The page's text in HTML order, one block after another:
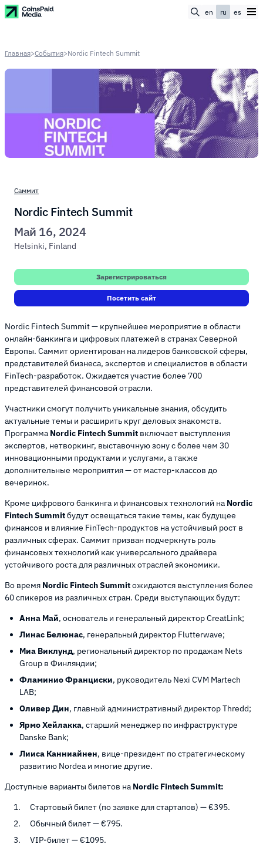
en ru es
Главная>События>Nordic Fintech Summit
Nordic Fintech Summit — крупнейшее мероприятие в области
онлайн-банкинга и цифровых платежей в странах Северной
Европы. Саммит ориентирован на лидеров банковской сферы,
представителей бизнеса, экспертов и специалистов в области
FinTech-разработок. Ожидается участие более 700
представителей финансовой отрасли.
Участники смогут получить уникальные знания, обсудить
актуальные темы и расширить круг деловых знакомств.
Программа Nordic Fintech Summit включает выступления
экспертов, нетворкинг, выставочную зону с более чем 30
инновационными продуктами и услугами, а также
дополнительные мероприятия — от мастер-классов до
вечеринок.
Кроме цифрового банкинга и финансовых технологий на Nordic
Fintech Summitбудут освещаться такие темы, как будущее
финансов и влияние FinTech-продуктов на устойчивый рост в
различных сферах. Саммит призван подчеркнуть роль
финансовых технологий как универсального драйвера
устойчивого роста для различных отраслей экономики.
Во время Nordic Fintech Summitожидаются выступления более
60 спикеров из различных стран. Среди выступающих будут:
Анна Май, основатель и генеральный директор CreatLink;
Линас Белюнас, генеральный директор Flutterwave;
Миа Виклунд, региональный директор по продажам Nets
Group в Финляндии;
Фламинио Франциски, руководитель Nexi CVM Martech
LAB;
Оливер Дин, главный административный директор Thredd;
Ярмо Хейлакка, старший менеджер по инфраструктуре
Danske Bank;
Лииса Канниайнен, вице-президент по стратегическому
развитию Nordea и многие другие.
Доступные варианты билетов на Nordic Fintech Summit:
Стартовый билет (по заявке для стартапов) — €395.
Обычный билет — €795.
VIP-билет — €1095.
Саммит
Nordic Fintech Summit
Май 16, 2024
Helsinki, Finland
Зарегистрироваться
Посетить сайт